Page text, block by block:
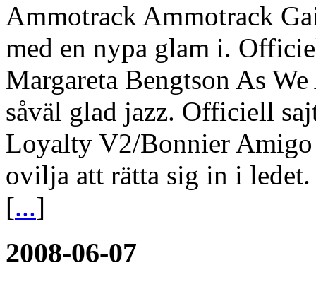
Ammotrack Ammotrack
med en nypa glam i.
Margareta Bengtson As
såväl glad jazz. Officiell
Loyalty V2/Bonnier
ovilja att rätta sig in i
[...]
2008-06-07